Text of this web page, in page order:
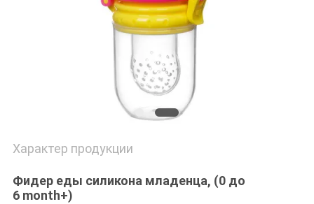
Характер продукции
Фидер еды силикона младенца, (0 до
6 month+)